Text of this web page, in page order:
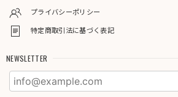
プライバシーポリシー
特定商取引法に基づく表記
NEWSLETTER